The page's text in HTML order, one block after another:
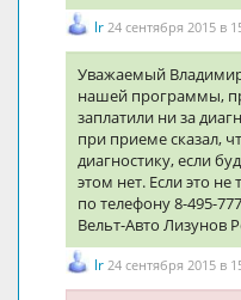
lr 24 сентября 2015 в
Уважаемый
нашей программы,
заплатили ни за
при приеме сказал,
диагностику, если
этом нет. Если это не
по телефону 8-495-
Вельт-Авто Лизунов
lr 24 сентября 2015 в